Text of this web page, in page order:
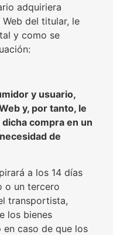
adquiriera
del titular, le
y como se
y usuario,
y, por tanto, le
compra en un
de
a los 14 días
o un tercero
transportista,
los bienes
caso de que los